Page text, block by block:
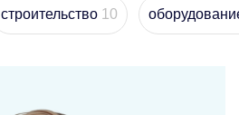
строительство 10